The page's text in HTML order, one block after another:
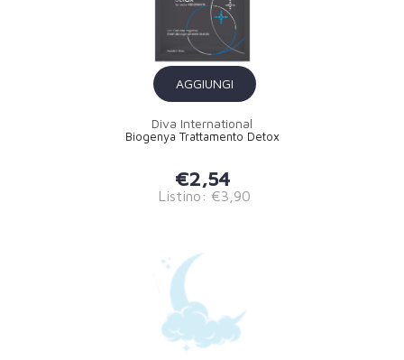
AGGIUNGI
Diva International
Biogenya Trattamento Detox
€2,54
Listino: €3,90